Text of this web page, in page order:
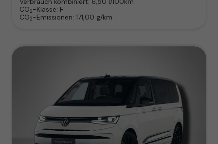
CO2-Klasse: F
CO2-Emissionen: 171,00 g/km